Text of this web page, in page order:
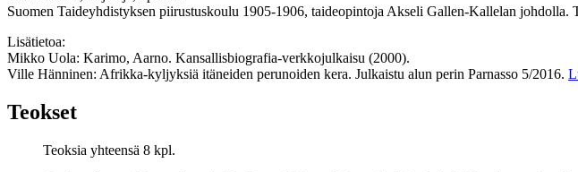
Suomen Taideyhdistyksen piirustuskoulu 1905-1906, taideopintoja Akseli Gallen-Kallelan johdolla.
Lisätietoa:
Mikko Uola: Karimo, Aarno. Kansallisbiografia-verkkojulkaisu (2000).
Ville Hänninen: Afrikka-kyljyksiä itäneiden perunoiden kera. Julkaistu alun perin Parnasso 5/2016.
Teokset
Teoksia yhteensä 8 kpl.